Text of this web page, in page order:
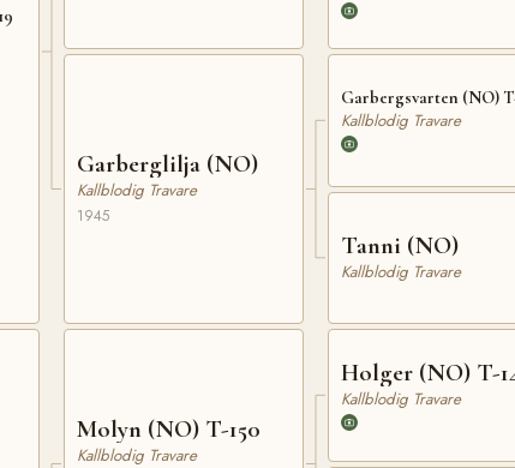
Garberglilja (NO)
Kallblodig Travare
1945
Molyn (NO) T-150
Kallblodig Travare
Garbergsvarten (NO)
Kallblodig Travare
Tanni (NO)
Kallblodig Travare
Holger (NO) T-
Kallblodig Travare